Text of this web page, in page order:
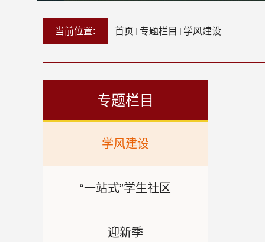
当前位置: 首页 专题栏目 学风建设
专题栏目
学风建设
“一站式”学生社区
迎新季